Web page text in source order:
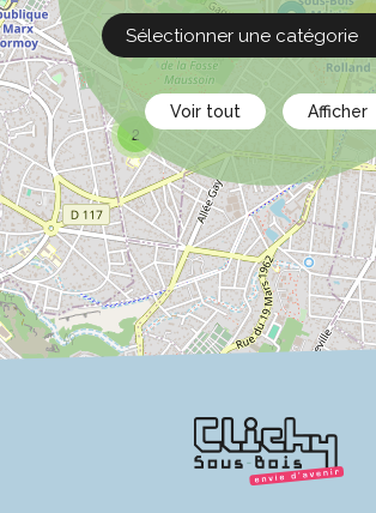
Catégories
Voir tout Afficher
2